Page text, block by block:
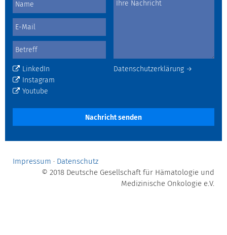
Datenschutzerklärung →
LinkedIn
Instagram
Youtube
Nachricht senden
Impressum · Datenschutz
© 2018 Deutsche Gesellschaft für Hämatologie und
Medizinische Onkologie e.V.